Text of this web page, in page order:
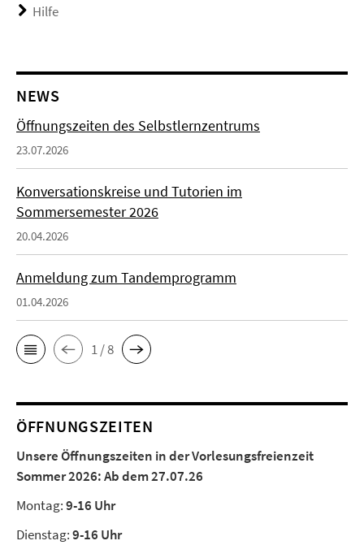
Hilfe
NEWS
Öffnungszeiten des Selbstlernzentrums
23.07.2026
Konversationskreise und Tutorien im
Sommersemester 2026
20.04.2026
Anmeldung zum Tandemprogramm
01.04.2026
1 / 8
ÖFFNUNGSZEITEN
Unsere Öffnungszeiten in der Vorlesungsfreienzeit
Sommer 2026:Ab dem 27.07.26
Montag:9-16 Uhr
Dienstag:9-16 Uhr